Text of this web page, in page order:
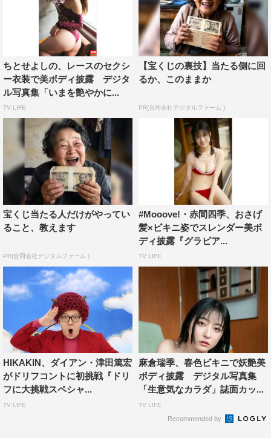
ちとせよしの、レースのセクシ
ー衣装で美ボディ披露 デジタ
ル写真集「いまを艶やかに...
TV LIFE
【宝くじの裏技】当たる側に回
るか、このままか
PR(合同会社デジタルファーム )
宝くじ当たる人だけがやってい
ること、教えます
PR(合同会社デジタルファーム )
#Mooove!・赤間四季、おさげ
髪×ビキニ姿でスレンダー美ボ
ディ披露『グラビア...
TV LIFE
HIKAKIN、ダイアン・津田篤宏
がドリフコントに初挑戦『ドリ
フに大挑戦スペシャ...
TV LIFE
麻倉瑞季、春色ビキニで妖艶美
ボディ披露 デジタル写真集
「生意気なカラダ」誌面カッ...
TV LIFE
Recommended by